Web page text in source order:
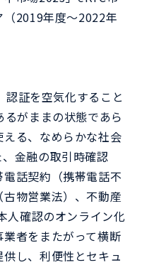
2019年度～2022年
証を空気化すること
がままの状態であら
る、なめらかな社会
金融の取引時確認
電話契約（携帯電話不
物営業法）、不動産
人確認のオンライン化
者をまたがって横断
し、利便性とセキュ